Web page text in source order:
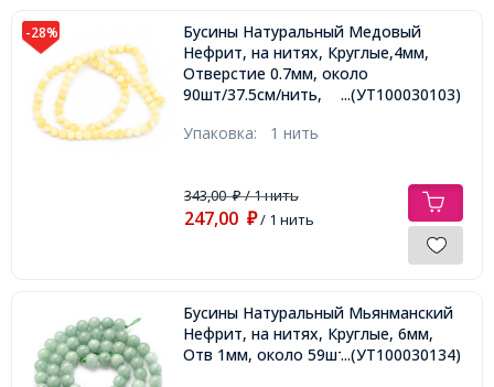
-28%
Бусины Натуральный Медовый
Нефрит, на нитях, Круглые,4мм,
Отверстие 0.7мм, около
90шт/37.5см/нить,
...(УТ100030103)
Упаковка: 1 нить
343,00₽/ 1 нить
247,00 ₽/ 1 нить
Бусины Натуральный Мьянманский
Нефрит, на нитях, Круглые, 6мм,
Отв 1мм, около 59шт/37.5см/нить,
...(УТ100030134)